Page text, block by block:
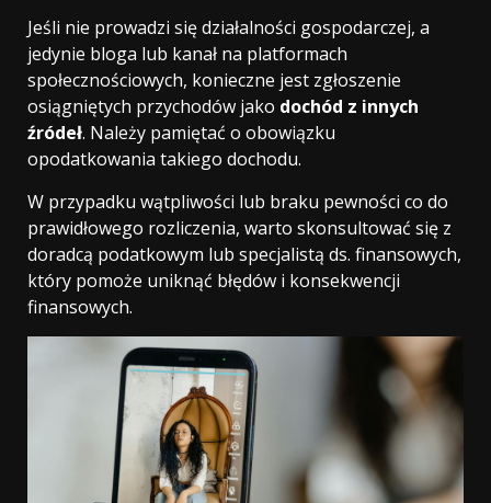
Jeśli nie prowadzi się działalności gospodarczej, a
jedynie bloga lub kanał na platformach
społecznościowych, konieczne jest zgłoszenie
osiągniętych przychodów jako dochód z innych
źródeł. Należy pamiętać o obowiązku
opodatkowania takiego dochodu.
W przypadku wątpliwości lub braku pewności co do
prawidłowego rozliczenia, warto skonsultować się z
doradcą podatkowym lub specjalistą ds. finansowych,
który pomoże uniknąć błędów i konsekwencji
finansowych.